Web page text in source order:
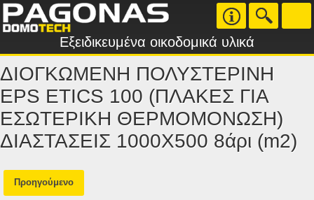
Εξειδικευμένα οικοδομικά υλικά
ΔΙΟΓΚΩΜΕΝΗ ΠΟΛΥΣΤΕΡΙΝΗ
EPS ETICS 100 (ΠΛΑΚΕΣ ΓΙΑ
ΕΣΩΤΕΡΙΚΗ ΘΕΡΜΟΜΟΝΩΣΗ)
ΔΙΑΣΤΑΣΕΙΣ 1000Χ500 8άρι (m2)
Προηγούμενο